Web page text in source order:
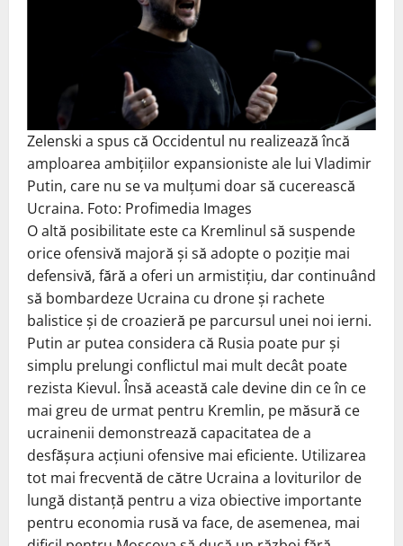
Zelenski a spus că Occidentul nu realizează încă
amploarea ambițiilor expansioniste ale lui Vladimir
Putin, care nu se va mulțumi doar să cucerească
Ucraina. Foto: Profimedia Images
O altă posibilitate este ca Kremlinul să suspende
orice ofensivă majoră și să adopte o poziție mai
defensivă, fără a oferi un armistițiu, dar continuând
să bombardeze Ucraina cu drone și rachete
balistice și de croazieră pe parcursul unei noi ierni.
Putin ar putea considera că Rusia poate pur și
simplu prelungi conflictul mai mult decât poate
rezista Kievul. Însă această cale devine din ce în ce
mai greu de urmat pentru Kremlin, pe măsură ce
ucrainenii demonstrează capacitatea de a
desfășura acțiuni ofensive mai eficiente. Utilizarea
tot mai frecventă de către Ucraina a loviturilor de
lungă distanță pentru a viza obiective importante
pentru economia rusă va face, de asemenea, mai